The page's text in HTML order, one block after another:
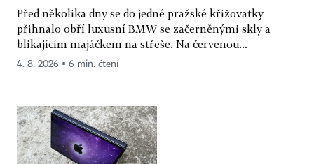
Před několika dny se do jedné pražské křižovatky
přihnalo obří luxusní BMW se začerněnými skly a
blikajícím majáčkem na střeše. Na červenou...
4. 8. 2026 ▪ 6 min. čtení